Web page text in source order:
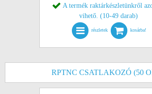
A termék raktárkészletünkről
vihető. (10-49 darab)
részletek kosárba!
RPTNC CSATLAKOZÓ (50